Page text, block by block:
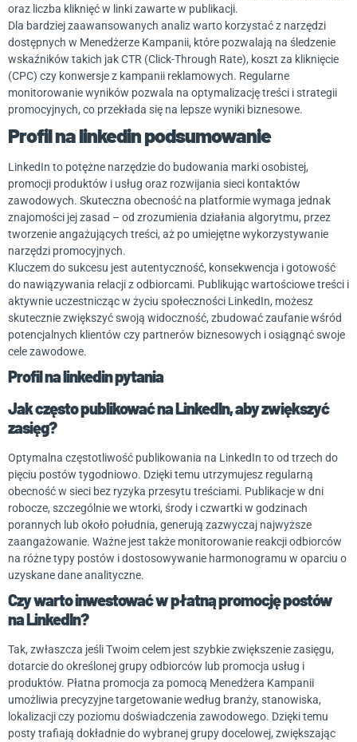
oraz liczba kliknięć w linki zawarte w publikacji.
Dla bardziej zaawansowanych analiz warto korzystać z narzędzi
dostępnych w Menedżerze Kampanii, które pozwalają na śledzenie
wskaźników takich jak CTR (Click-Through Rate), koszt za kliknięcie
(CPC) czy konwersje z kampanii reklamowych. Regularne
monitorowanie wyników pozwala na optymalizację treści i strategii
promocyjnych, co przekłada się na lepsze wyniki biznesowe.
Profil na linkedin podsumowanie
LinkedIn to potężne narzędzie do budowania marki osobistej,
promocji produktów i usług oraz rozwijania sieci kontaktów
zawodowych. Skuteczna obecność na platformie wymaga jednak
znajomości jej zasad – od zrozumienia działania algorytmu, przez
tworzenie angażujących treści, aż po umiejętne wykorzystywanie
narzędzi promocyjnych.
Kluczem do sukcesu jest autentyczność, konsekwencja i gotowość
do nawiązywania relacji z odbiorcami. Publikując wartościowe treści i
aktywnie uczestnicząc w życiu społeczności LinkedIn, możesz
skutecznie zwiększyć swoją widoczność, zbudować zaufanie wśród
potencjalnych klientów czy partnerów biznesowych i osiągnąć swoje
cele zawodowe.
Profil na linkedin pytania
Jak często publikować na LinkedIn, aby zwiększyć
zasięg?
Optymalna częstotliwość publikowania na LinkedIn to od trzech do
pięciu postów tygodniowo. Dzięki temu utrzymujesz regularną
obecność w sieci bez ryzyka przesytu treściami. Publikacje w dni
robocze, szczególnie we wtorki, środy i czwartki w godzinach
porannych lub około południa, generują zazwyczaj najwyższe
zaangażowanie. Ważne jest także monitorowanie reakcji odbiorców
na różne typy postów i dostosowywanie harmonogramu w oparciu o
uzyskane dane analityczne.
Czy warto inwestować w płatną promocję postów
na LinkedIn?
Tak, zwłaszcza jeśli Twoim celem jest szybkie zwiększenie zasięgu,
dotarcie do określonej grupy odbiorców lub promocja usług i
produktów. Płatna promocja za pomocą Menedżera Kampanii
umożliwia precyzyjne targetowanie według branży, stanowiska,
lokalizacji czy poziomu doświadczenia zawodowego. Dzięki temu
posty trafiają dokładnie do wybranej grupy docelowej, zwiększając